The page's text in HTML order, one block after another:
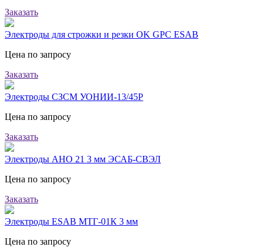
Заказать
Электроды для строжки и резки OK GPC ESAB
Цена по запросу
Заказать
Электроды СЗСМ УОНИИ-13/45Р
Цена по запросу
Заказать
Электроды АНО 21 3 мм ЭСАБ-СВЭЛ
Цена по запросу
Заказать
Электроды ESAB МТГ-01К 3 мм
Цена по запросу